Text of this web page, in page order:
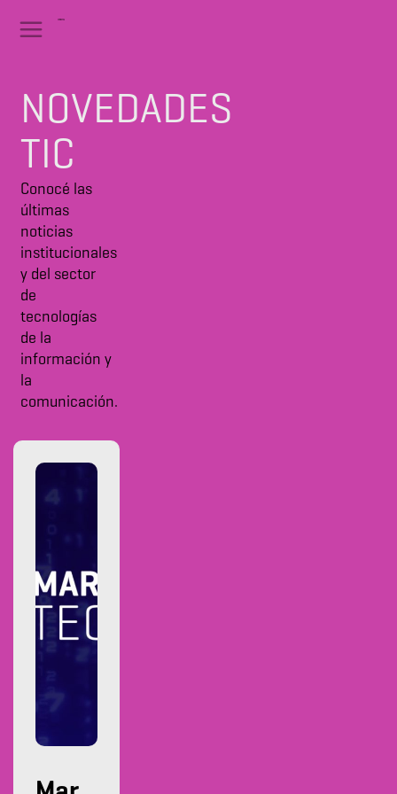
NOVEDADES
TIC
Conocé las
últimas
noticias
institucionales
y del sector
de
tecnologías
de la
información y
la
comunicación.